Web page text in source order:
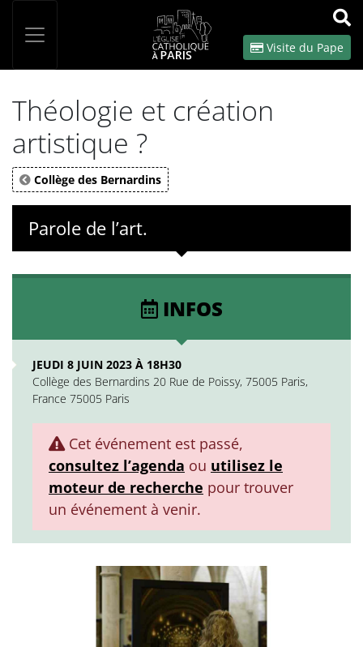
OK
Visite du Pape
Théologie et création
artistique ?
Collège des Bernardins
Parole de l’art.
INFOS
JEUDI 8 JUIN 2023 À 18H30
Collège des Bernardins 20 Rue de Poissy, 75005 Paris,
France 75005 Paris
Cet événement est passé,
consultez l’agenda ou utilisez le
moteur de recherche pour trouver
un événement à venir.
Panneau de gestion des cookies